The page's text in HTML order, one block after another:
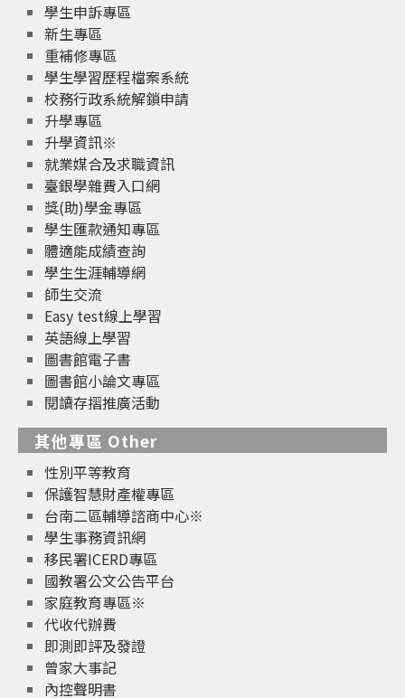
學生申訴專區
新生專區
重補修專區
學生學習歷程檔案系統
校務行政系統解鎖申請
升學專區
升學資訊※
就業媒合及求職資訊
臺銀學雜費入口網
獎(助)學金專區
學生匯款通知專區
體適能成績查詢
學生生涯輔導網
師生交流
Easy test線上學習
英語線上學習
圖書館電子書
圖書館小論文專區
閱讀存摺推廣活動
其他專區 Other
性別平等教育
保護智慧財產權專區
台南二區輔導諮商中心※
學生事務資訊網
移民署ICERD專區
國教署公文公告平台
家庭教育專區※
代收代辦費
即測即評及發證
曾家大事記
內控聲明書